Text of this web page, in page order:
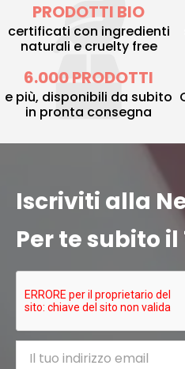
PRODOTTI BIO
certificati con ingredienti
naturali e cruelty free
6.000 PRODOTTI
e più, disponibili da subito
in pronta consegna
Iscriviti alla
Per te subito il